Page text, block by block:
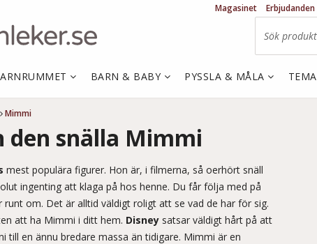
Mimmi
den snälla Mimmi
mest populära figurer. Hon är, i filmerna, så oerhört snäll
ingenting att klaga på hos henne. Du får följa med på
runt om. Det är alltid väldigt roligt att se vad de har för sig.
att ha Mimmi i ditt hem. Disney satsar väldigt hårt på att
till en ännu bredare massa än tidigare. Mimmi är en
Magasinet Erbjudanden
BARN & BABY PYSSLA & MÅLA TEMA